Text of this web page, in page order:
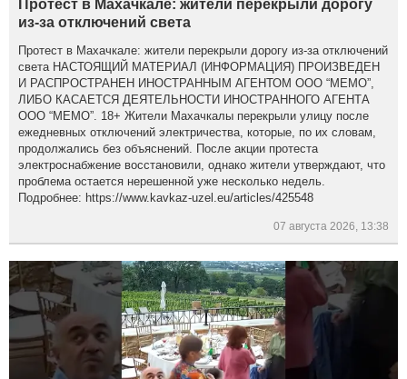
Протест в Махачкале: жители перекрыли дорогу
из-за отключений света
Протест в Махачкале: жители перекрыли дорогу из-за отключений
света НАСТОЯЩИЙ МАТЕРИАЛ (ИНФОРМАЦИЯ) ПРОИЗВЕДЕН
И РАСПРОСТРАНЕН ИНОСТРАННЫМ АГЕНТОМ ООО “МЕМО”,
ЛИБО КАСАЕТСЯ ДЕЯТЕЛЬНОСТИ ИНОСТРАННОГО АГЕНТА
ООО “МЕМО”. 18+ Жители Махачкалы перекрыли улицу после
ежедневных отключений электричества, которые, по их словам,
продолжались без объяснений. После акции протеста
электроснабжение восстановили, однако жители утверждают, что
проблема остается нерешенной уже несколько недель.
Подробнее: https://www.kavkaz-uzel.eu/articles/425548
07 августа 2026, 13:38